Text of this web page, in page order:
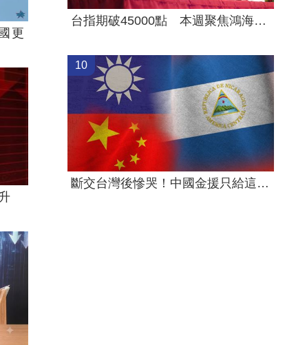
更
台指期破45000點 本週聚焦鴻海、大立光
10
斷交台灣後慘哭！中國金援只給這國26萬